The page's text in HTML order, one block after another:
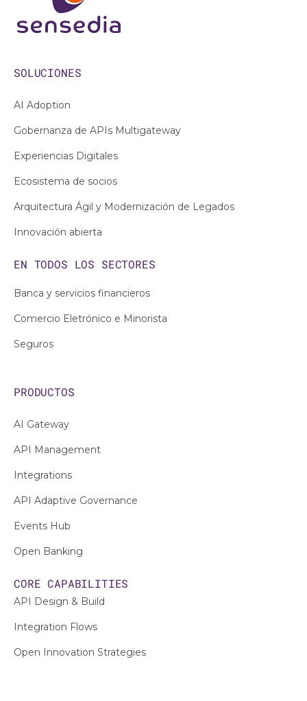
SOLUCIONES
AI Adoption
Gobernanza de APIs Multigateway
Experiencias Digitales
Ecosistema de socios
Arquitectura Ágil y Modernización de Legados
Innovación abierta
EN TODOS LOS SECTORES
Banca y servicios financieros
Comercio Eletrónico e Minorista
Seguros
PRODUCTOS
AI Gateway
API Management
Integrations
API Adaptive Governance
Events Hub
Open Banking
CORE CAPABILITIES
API Design & Build
Integration Flows
Open Innovation Strategies